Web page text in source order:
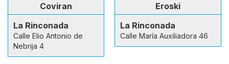
Coviran
La Rinconada
Calle Elio Antonio de
Nebrija 4
Eroski
La Rinconada
Calle María Auxiliadora 46